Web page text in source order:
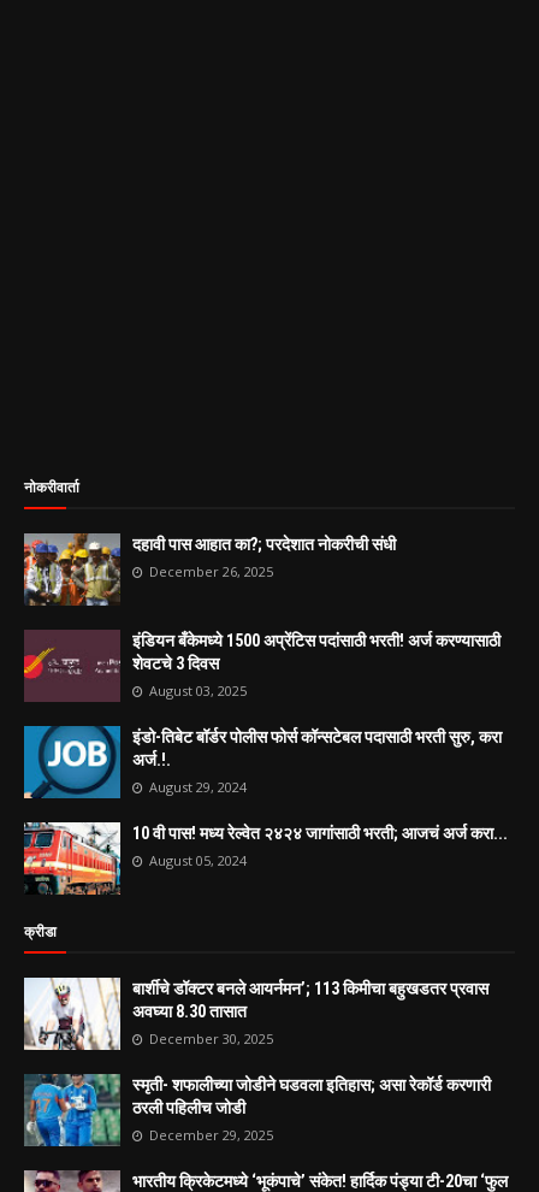
नोकरीवार्ता
दहावी पास आहात का?; परदेशात नोकरीची संधी
December 26, 2025
इंडियन बँकेमध्ये 1500 अप्रेंटिस पदांसाठी भरती! अर्ज करण्यासाठी
शेवटचे 3 दिवस
August 03, 2025
इंडो-तिबेट बॉर्डर पोलीस फोर्स कॉन्सटेबल पदासाठी भरती सुरु, करा
अर्ज.!.
August 29, 2024
10 वी पास! मध्य रेल्वेत २४२४ जागांसाठी भरती; आजचं अर्ज करा...
August 05, 2024
क्रीडा
बार्शीचे डॉक्टर बनले आयर्नमन’; 113 किमीचा बहुखडतर प्रवास
अवघ्या 8.30 तासात
December 30, 2025
स्मृती- शफालीच्या जोडीने घडवला इतिहास; असा रेकॉर्ड करणारी
ठरली पहिलीच जोडी
December 29, 2025
भारतीय क्रिकेटमध्ये ‘भूकंपाचे’ संकेत! हार्दिक पंड्या टी-20चा ‘फुल